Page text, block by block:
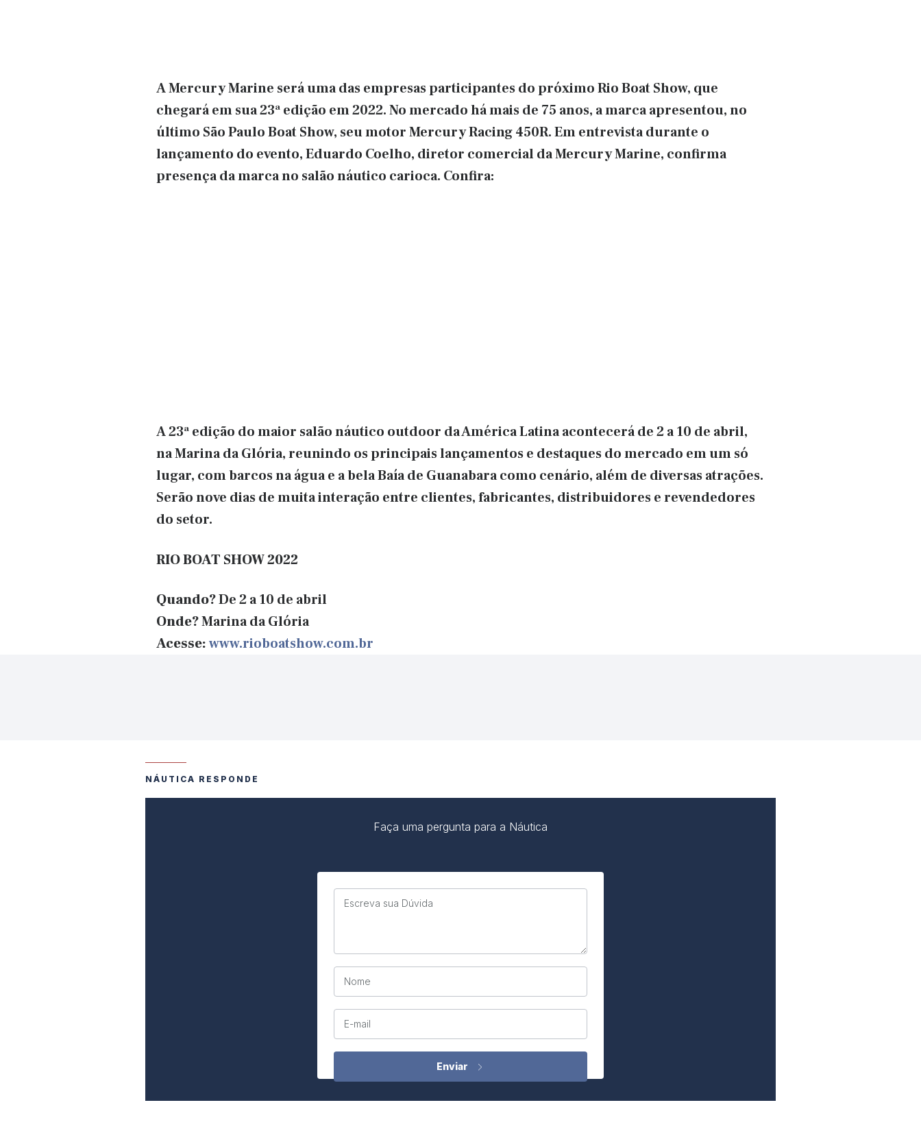
A Mercury Marine será uma das empresas participantes do próximo Rio Boat Show, que
chegará em sua 23ª edição em 2022. No mercado há mais de 75 anos, a marca apresentou, no
último São Paulo Boat Show, seu motor Mercury Racing 450R. Em entrevista durante o
lançamento do evento, Eduardo Coelho, diretor comercial da Mercury Marine, confirma
presença da marca no salão náutico carioca. Confira:
A 23ª edição do maior salão náutico outdoor da América Latina acontecerá de 2 a 10 de abril,
na Marina da Glória, reunindo os principais lançamentos e destaques do mercado em um só
lugar, com barcos na água e a bela Baía de Guanabara como cenário, além de diversas atrações.
Serão nove dias de muita interação entre clientes, fabricantes, distribuidores e revendedores
do setor.
RIO BOAT SHOW 2022
Quando?De 2 a 10 de abril
Onde?Marina da Glória
Acesse:www.rioboatshow.com.br
NÁUTICA RESPONDE
Faça uma pergunta para a Náutica
Escreva sua Dúvida
Nome
E-mail